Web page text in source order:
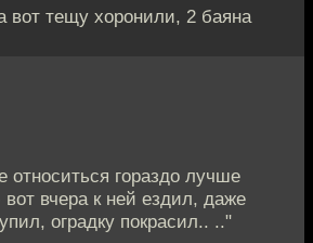
вот тещу хоронили, 2 баяна
гораздо лучше
вчера к ней ездил, даже
оградку покрасил.. .."